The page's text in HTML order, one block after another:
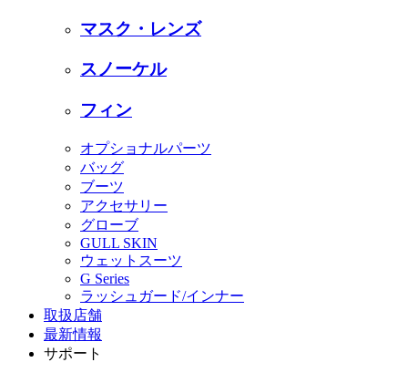
マスク・レンズ
スノーケル
フィン
オプショナルパーツ
バッグ
ブーツ
アクセサリー
グローブ
GULL SKIN
ウェットスーツ
G Series
ラッシュガード/インナー
取扱店舗
最新情報
サポート